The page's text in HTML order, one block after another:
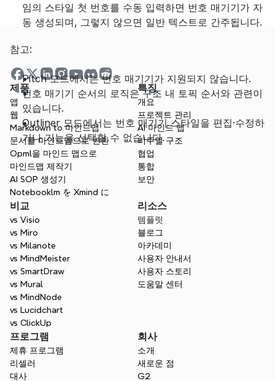
임의 스타일 첫 번호를 수동 입력하면 번호 매기기가 자
동 생성되며, 그렇지 않으면 일반 텍스트로 간주됩니다.
참고:
Pitch 모드에서는 번호 매기기가 지원되지 않습니다.
번호 매기기 순서의 로직은 구조 내 토픽 순서와 관련이
있습니다.
Outliner 모드에서는 번호 매기기 스타일을 편집·수정하
거나 기능을 선택할 수 없습니다.
제품
앱
웹
Markdown to 마인드맵
문서를 마인드맵으로 변환
Opml을 마인드 맵으로
마인드맵 제작기
AI SOP 생성기
Notebooklm を Xmind に
특징
개요
프로젝트 관리
AI 마인드 맵
비주얼 구조
협업
통합
보안
비교
vs Visio
vs Miro
vs Milanote
vs MindMeister
vs SmartDraw
vs Mural
vs MindNode
vs Lucidchart
vs ClickUp
리소스
템플릿
블로그
아카데미
사용자 안내서
사용자 스토리
도움말 센터
프로그램
제휴 프로그램
리셀러
대사
회사
소개
새로운 점
G2